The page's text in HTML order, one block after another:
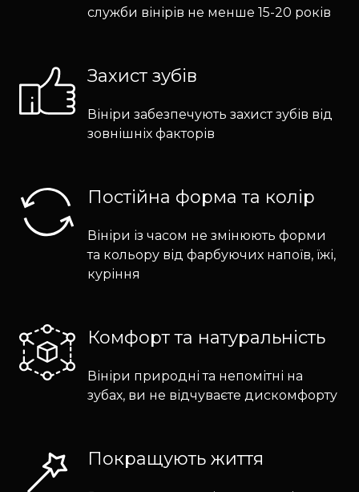
служби вінірів не менше 15-20 років
Захист зубів
Вініри забезпечують захист зубів від
зовнішніх факторів
Постійна форма та колір
Вініри із часом не змінюють форми
та кольору від фарбуючих напоїв, їжі,
куріння
Комфорт та натуральність
Вініри природні та непомітні на
зубах, ви не відчуваєте дискомфорту
Покращують життя